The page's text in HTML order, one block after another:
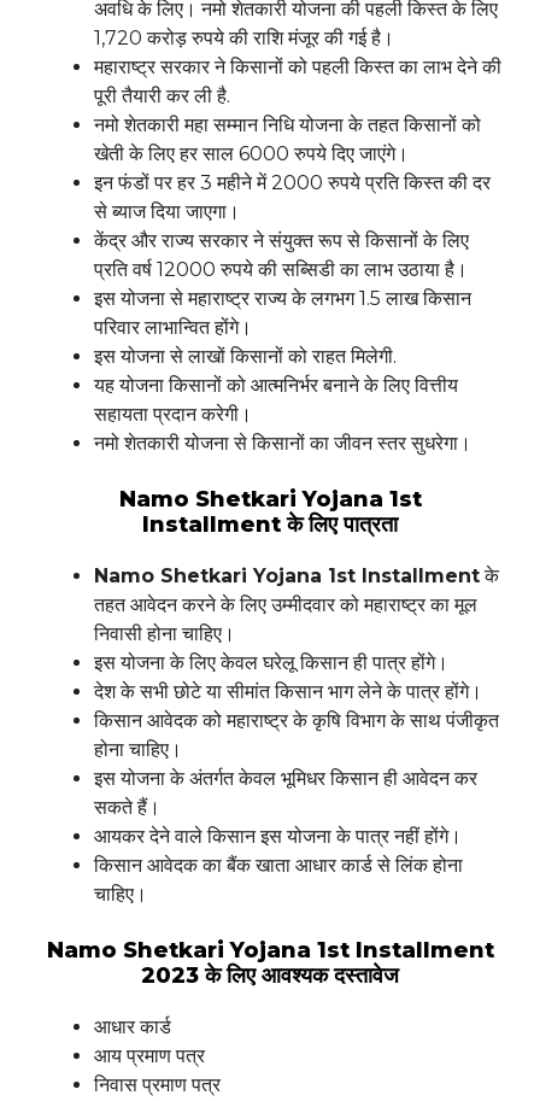
अवधि के लिए। नमो शेतकारी योजना की पहली किस्त के लिए
1,720 करोड़ रुपये की राशि मंजूर की गई है।
महाराष्ट्र सरकार ने किसानों को पहली किस्त का लाभ देने की
पूरी तैयारी कर ली है.
नमो शेतकारी महा सम्मान निधि योजना के तहत किसानों को
खेती के लिए हर साल 6000 रुपये दिए जाएंगे।
इन फंडों पर हर 3 महीने में 2000 रुपये प्रति किस्त की दर
से ब्याज दिया जाएगा।
केंद्र और राज्य सरकार ने संयुक्त रूप से किसानों के लिए
प्रति वर्ष 12000 रुपये की सब्सिडी का लाभ उठाया है।
इस योजना से महाराष्ट्र राज्य के लगभग 1.5 लाख किसान
परिवार लाभान्वित होंगे।
इस योजना से लाखों किसानों को राहत मिलेगी.
यह योजना किसानों को आत्मनिर्भर बनाने के लिए वित्तीय
सहायता प्रदान करेगी।
नमो शेतकारी योजना से किसानों का जीवन स्तर सुधरेगा।
Namo Shetkari Yojana 1st
Installment के लिए पात्रता
Namo Shetkari Yojana 1st Installmentके
तहत आवेदन करने के लिए उम्मीदवार को महाराष्ट्र का मूल
निवासी होना चाहिए।
इस योजना के लिए केवल घरेलू किसान ही पात्र होंगे।
देश के सभी छोटे या सीमांत किसान भाग लेने के पात्र होंगे।
किसान आवेदक को महाराष्ट्र के कृषि विभाग के साथ पंजीकृत
होना चाहिए।
इस योजना के अंतर्गत केवल भूमिधर किसान ही आवेदन कर
सकते हैं।
आयकर देने वाले किसान इस योजना के पात्र नहीं होंगे।
किसान आवेदक का बैंक खाता आधार कार्ड से लिंक होना
चाहिए।
Namo Shetkari Yojana 1st Installment
2023 के लिए आवश्यक दस्तावेज
आधार कार्ड
आय प्रमाण पत्र
निवास प्रमाण पत्र